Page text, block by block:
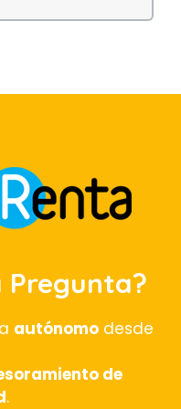
Pregunta?
autónomo desde
de
.